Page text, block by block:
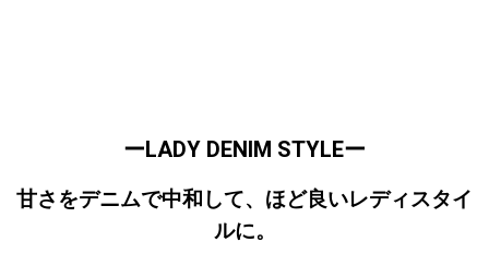
ーLADY DENIM STYLEー
甘さをデニムで中和して、ほど良いレディスタイ
ルに。